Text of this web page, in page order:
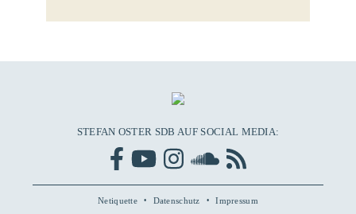
STEFAN OSTER SDB AUF SOCIAL MEDIA:
Netiquette Datenschutz Impressum